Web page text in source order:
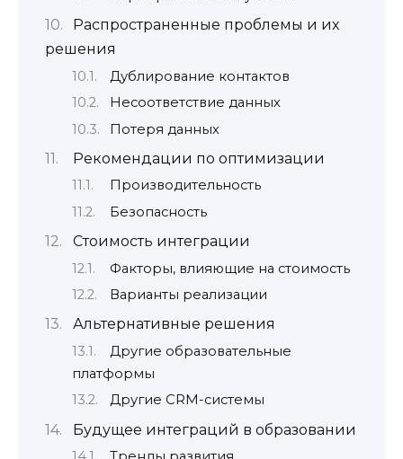
Распространенные проблемы и их
решения
Дублирование контактов
Несоответствие данных
Потеря данных
Рекомендации по оптимизации
Производительность
Безопасность
Стоимость интеграции
Факторы, влияющие на стоимость
Варианты реализации
Альтернативные решения
Другие образовательные
платформы
Другие CRM-системы
Будущее интеграций в образовании